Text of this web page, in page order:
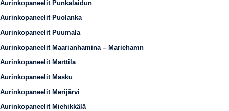
Aurinkopaneelit Punkalaidun
Aurinkopaneelit Puolanka
Aurinkopaneelit Puumala
Aurinkopaneelit Maarianhamina – Mariehamn
Aurinkopaneelit Marttila
Aurinkopaneelit Masku
Aurinkopaneelit Merijärvi
Aurinkopaneelit Miehikkälä